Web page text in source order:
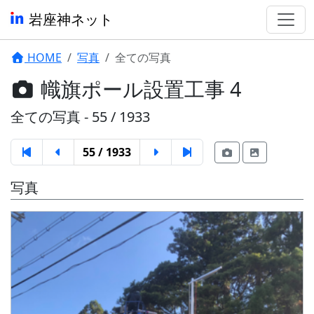
岩座神ネット
HOME 写真 全ての写真
幟旗ポール設置工事 4
全ての写真 - 55 / 1933
55 / 1933
写真